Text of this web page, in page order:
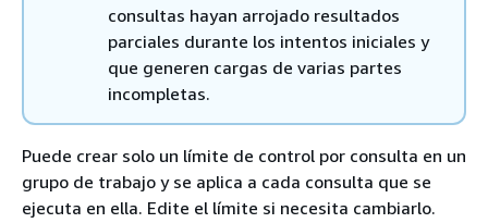
consultas hayan arrojado resultados
parciales durante los intentos iniciales y
que generen cargas de varias partes
incompletas.
Puede crear solo un límite de control por consulta en un
grupo de trabajo y se aplica a cada consulta que se
ejecuta en ella. Edite el límite si necesita cambiarlo.